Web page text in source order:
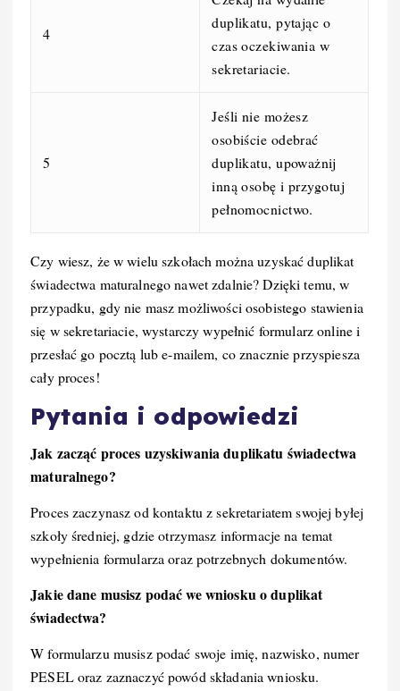
4
duplikatu, pytając o
czas oczekiwania w
sekretariacie.
5
Jeśli nie możesz
osobiście odebrać
duplikatu, upoważnij
inną osobę i przygotuj
pełnomocnictwo.
Czy wiesz, że w wielu szkołach można uzyskać duplikat
świadectwa maturalnego nawet zdalnie? Dzięki temu, w
przypadku, gdy nie masz możliwości osobistego stawienia
się w sekretariacie, wystarczy wypełnić formularz online i
przesłać go pocztą lub e-mailem, co znacznie przyspiesza
cały proces!
Pytania i odpowiedzi
Jak zacząć proces uzyskiwania duplikatu świadectwa
maturalnego?
Proces zaczynasz od kontaktu z sekretariatem swojej byłej
szkoły średniej, gdzie otrzymasz informacje na temat
wypełnienia formularza oraz potrzebnych dokumentów.
Jakie dane musisz podać we wniosku o duplikat
świadectwa?
W formularzu musisz podać swoje imię, nazwisko, numer
PESEL oraz zaznaczyć powód składania wniosku.